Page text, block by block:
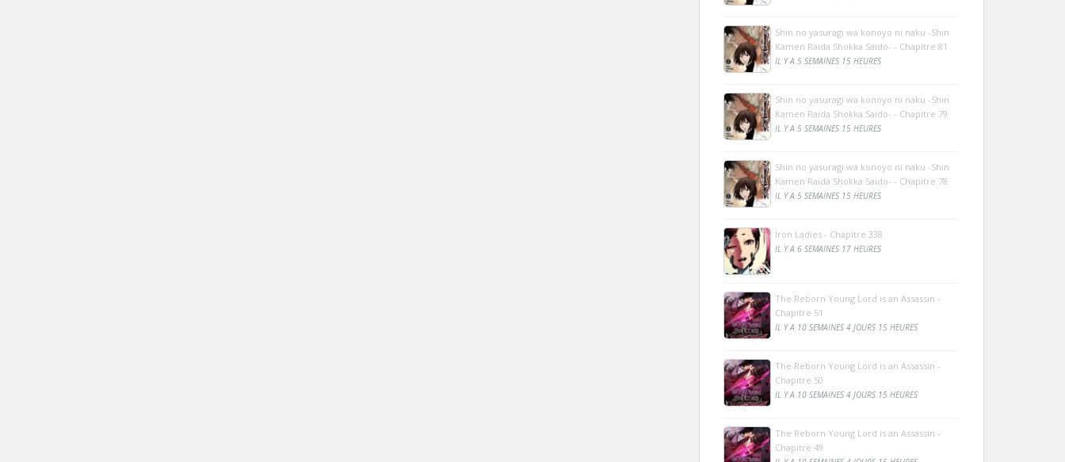
Shin no yasuragi wa konoyo ni naku -Shin
Kamen Raida Shokka Saido- - Chapitre 81
IL Y A 5 SEMAINES 15 HEURES
Shin no yasuragi wa konoyo ni naku -Shin
Kamen Raida Shokka Saido- - Chapitre 79
IL Y A 5 SEMAINES 15 HEURES
Shin no yasuragi wa konoyo ni naku -Shin
Kamen Raida Shokka Saido- - Chapitre 78
IL Y A 5 SEMAINES 15 HEURES
Iron Ladies - Chapitre 338
IL Y A 6 SEMAINES 17 HEURES
The Reborn Young Lord is an Assassin -
Chapitre 51
IL Y A 10 SEMAINES 4 JOURS 15 HEURES
The Reborn Young Lord is an Assassin -
Chapitre 50
IL Y A 10 SEMAINES 4 JOURS 15 HEURES
The Reborn Young Lord is an Assassin -
Chapitre 49